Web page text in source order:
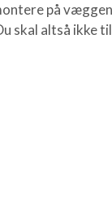
på
skal altså ikke